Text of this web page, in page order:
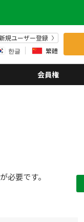
規ユーザー登録
한글 繁體
会員権
が必要です。